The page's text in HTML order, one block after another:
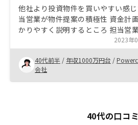
他社より投資物件を買いやすい感
当営業が物件提案の積極性 資金計
かりやすく説明するところ 担当営
約担当対応の柔軟性が高い 契約書
を電子データ化により、わかりや
つでもネット上で確認できるとこ
とのローンのやり取りが良かった
2023年
40代前半 / 年収1000万円台 /
会社
40代の口コ